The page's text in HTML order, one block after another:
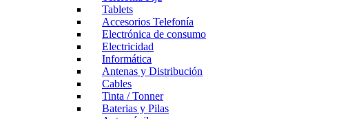
Tablets
Accesorios Telefonía
Electrónica de consumo
Electricidad
Informática
Antenas y Distribución
Cables
Tinta / Tonner
Baterias y Pilas